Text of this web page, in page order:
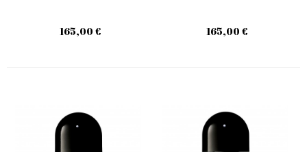
165,00 € 165,00 €